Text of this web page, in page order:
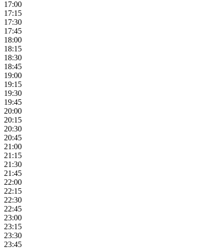
17:00
17:15
17:30
17:45
18:00
18:15
18:30
18:45
19:00
19:15
19:30
19:45
20:00
20:15
20:30
20:45
21:00
21:15
21:30
21:45
22:00
22:15
22:30
22:45
23:00
23:15
23:30
23:45